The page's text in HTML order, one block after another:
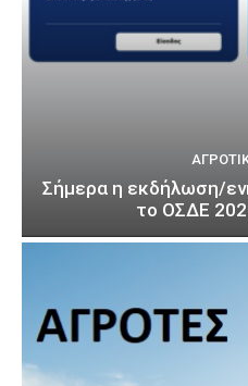
Σήμερα η εκδήλωση/
το ΟΣΔΕ